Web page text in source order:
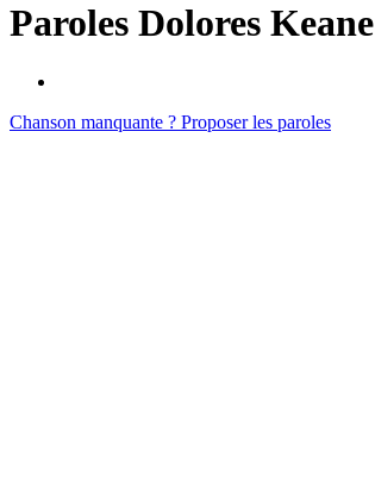
Paroles Dolores Keane
Chanson manquante ? Proposer les paroles